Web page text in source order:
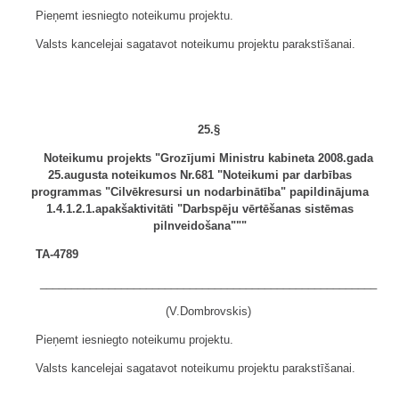
Pieņemt iesniegto noteikumu projektu.
Valsts kancelejai sagatavot noteikumu projektu parakstīšanai.
25.§
Noteikumu projekts "Grozījumi Ministru kabineta 2008.gada
25.augusta noteikumos Nr.681 "Noteikumi par darbības
programmas "Cilvēkresursi un nodarbinātība" papildinājuma
1.4.1.2.1.apakšaktivitāti "Darbspēju vērtēšanas sistēmas
pilnveidošana"""
TA-4789
(V.Dombrovskis)
Pieņemt iesniegto noteikumu projektu.
Valsts kancelejai sagatavot noteikumu projektu parakstīšanai.